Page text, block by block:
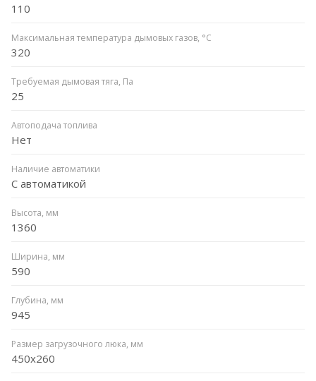
110
Максимальная температура дымовых газов, °C
320
Требуемая дымовая тяга, Па
25
Автоподача топлива
Нет
Наличие автоматики
С автоматикой
Высота, мм
1360
Ширина, мм
590
Глубина, мм
945
Размер загрузочного люка, мм
450x260